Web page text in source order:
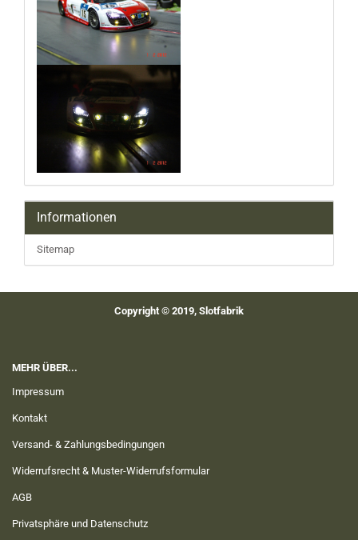
Informationen
Sitemap
Copyright © 2019, Slotfabrik
MEHR ÜBER...
Impressum
Kontakt
Versand- & Zahlungsbedingungen
Widerrufsrecht & Muster-Widerrufsformular
AGB
Privatsphäre und Datenschutz